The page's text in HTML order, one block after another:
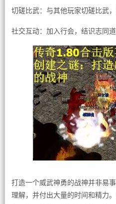
切磋比武：与其他玩家切磋比武，
社交互动：加入行会，结识志同
打造一个威武神勇的战神并非易
理解，并付出大量的时间和精力